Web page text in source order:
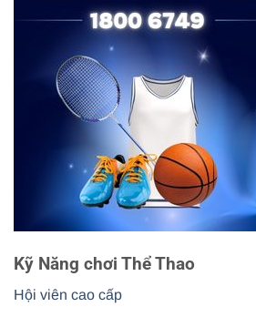
Kỹ Năng chơi Thể Thao
Hội viên cao cấp